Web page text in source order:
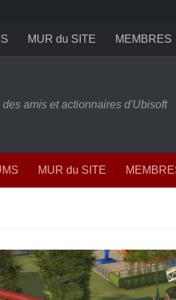
MUR du SITE MEMBRES
amis et actionnaires d'Ubisoft
MUR du SITE